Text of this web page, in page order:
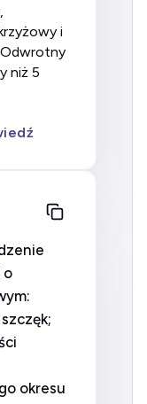
i
niż 5
o
okresu